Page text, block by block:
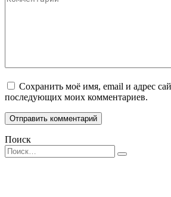
Сохранить моё имя, email и адрес
последующих моих комментариев.
Поиск
Search
for: